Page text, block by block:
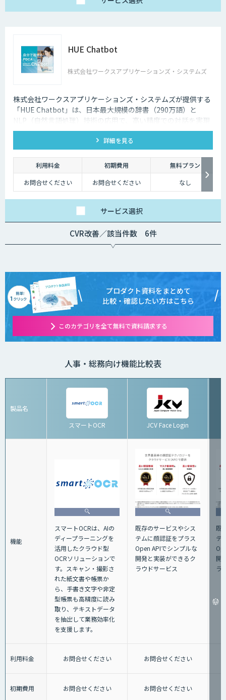
HUE Chatbot
株式会社ワークスアプリケーションズ・システムズ
株式会社ワークスアプリケーションズ・システムズが提供する
「HUE Chatbot」は、日本最大規模の辞書（290万語）と
NLP（自然言語処理）技術の応用で、高い精度での対話を実現
します。FAQや固有辞書はノーコードで登録、さらに利用状況
や改善ポイントがダッシュボード化されており、自社で簡単に
PDCAを廻せます。
詳細を見る
利用料金 初期費用
無料プラン
お問合せください
お問合せください なし
サービス選択
CVR改善／該当件数 6件
プロダクト資料をまとめて
比較・確認したい方はこちら
このカテゴリを全て無料で資料請求する
人事・総務向け機能比較表
製品名
スマートOCR
JCV Face Login
機能
スマートOCRは、AIの
ディープラーニングを
活用したクラウド型
OCRソリューションで
す。スキャン・撮影さ
れた紙文書や帳票か
ら、手書き文字や非定
型帳票も高精度に読み
取り、テキストデータ
を抽出して業務効率化
を支援します。
既存のサービスやシス
テムに顔認証をプラス
Open APIでシンプルな
開発と実装ができるク
ラウドサービス
既
テ
開
ラ
利用料金 お問合せください お問合せください
初期費用 お問合せください お問合せください